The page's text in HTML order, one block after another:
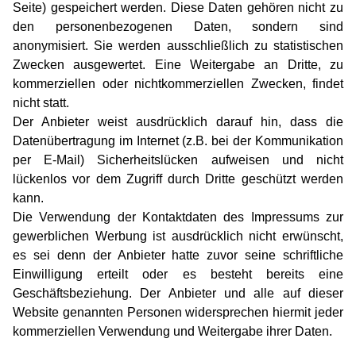
Seite) gespeichert werden. Diese Daten gehören nicht zu
den personenbezogenen Daten, sondern sind
anonymisiert. Sie werden ausschließlich zu statistischen
Zwecken ausgewertet. Eine Weitergabe an Dritte, zu
kommerziellen oder nichtkommerziellen Zwecken, findet
nicht statt.
Der Anbieter weist ausdrücklich darauf hin, dass die
Datenübertragung im Internet (z.B. bei der Kommunikation
per E-Mail) Sicherheitslücken aufweisen und nicht
lückenlos vor dem Zugriff durch Dritte geschützt werden
kann.
Die Verwendung der Kontaktdaten des Impressums zur
gewerblichen Werbung ist ausdrücklich nicht erwünscht,
es sei denn der Anbieter hatte zuvor seine schriftliche
Einwilligung erteilt oder es besteht bereits eine
Geschäftsbeziehung. Der Anbieter und alle auf dieser
Website genannten Personen widersprechen hiermit jeder
kommerziellen Verwendung und Weitergabe ihrer Daten.